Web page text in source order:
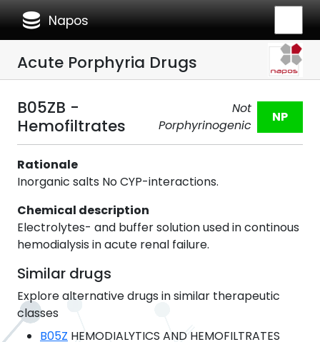
database Napos
Acute Porphyria Drugs
B05ZB -
Hemofiltrates
Not
Porphyrinogenic
NP
Rationale
Inorganic salts No CYP-interactions.
Chemical description
Electrolytes- and buffer solution used in continous
hemodialysis in acute renal failure.
Similar drugs
Explore alternative drugs in similar therapeutic
classes
B05Z HEMODIALYTICS AND HEMOFILTRATES